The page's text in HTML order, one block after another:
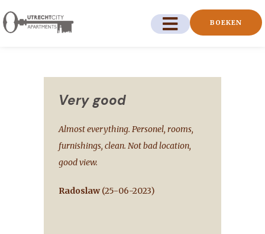
BOEKEN
Very good
Almost everything. Personel, rooms,
furnishings, clean. Not bad location,
good view.
Radoslaw(25-06-2023)